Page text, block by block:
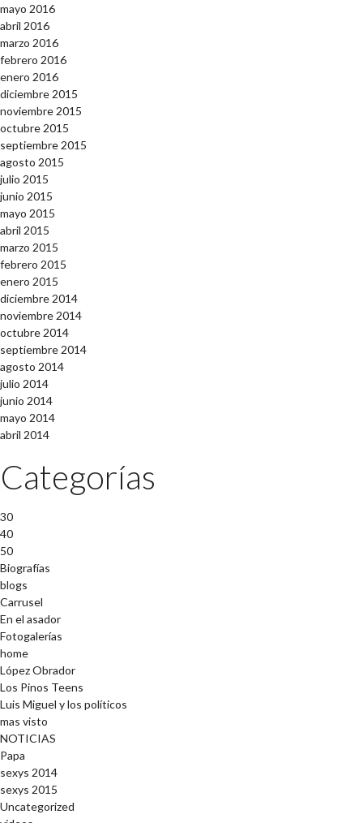
mayo 2016
abril 2016
marzo 2016
febrero 2016
enero 2016
diciembre 2015
noviembre 2015
octubre 2015
septiembre 2015
agosto 2015
julio 2015
junio 2015
mayo 2015
abril 2015
marzo 2015
febrero 2015
enero 2015
diciembre 2014
noviembre 2014
octubre 2014
septiembre 2014
agosto 2014
julio 2014
junio 2014
mayo 2014
abril 2014
Categorías
30
40
50
Biografías
blogs
Carrusel
En el asador
Fotogalerías
home
López Obrador
Los Pinos Teens
Luis Miguel y los políticos
mas visto
NOTICIAS
Papa
sexys 2014
sexys 2015
Uncategorized